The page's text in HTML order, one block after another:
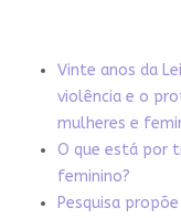
Vinte anos da
violência e o
mulheres e
O que está por
feminino?
Pesquisa